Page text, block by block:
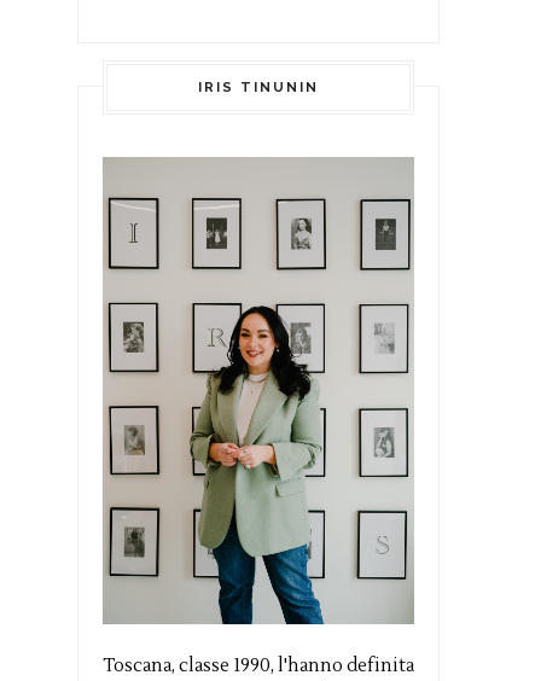
IRIS TINUNIN
Toscana, classe 1990, l'hanno definita